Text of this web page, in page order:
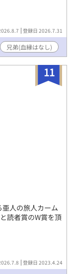
登録日 2026.7.31
兄弟(血縁はなし)
11
人の旅人カーム
読者賞のW賞を頂
登録日 2023.4.24